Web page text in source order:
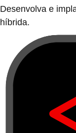
Desenvolva e
híbrida.